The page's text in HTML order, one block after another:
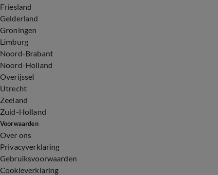
Friesland
Gelderland
Groningen
Limburg
Noord-Brabant
Noord-Holland
Overijssel
Utrecht
Zeeland
Zuid-Holland
Voorwaarden
Over ons
Privacyverklaring
Gebruiksvoorwaarden
Cookieverklaring